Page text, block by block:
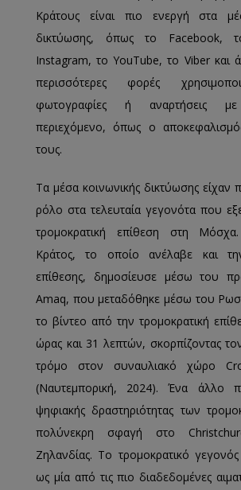
Κράτους είναι πιο ενεργή στα
δικτύωσης, όπως το Facebook,
Instagram, το YouTube, το Viber και
περισσότερες φορές
φωτογραφίες ή αναρτήσεις με
περιεχόμενο, όπως ο
τους.
Τα μέσα κοινωνικής δικτύωσης είχαν
ρόλο στα τελευταία γεγονότα που
τρομοκρατική επίθεση στη
Κράτος, το οποίο ανέλαβε και
επίθεσης, δημοσίευσε μέσω του
Amaq, που μεταδόθηκε μέσω του
το βίντεο από την τρομοκρατική
ώρας και 31 λεπτών, σκορπίζοντας
τρόμο στον συναυλιακό χώρο
(Ναυτεμπορική, 2024). Ένα άλλο
ψηφιακής δραστηριότητας των
πολύνεκρη σφαγή στο
Ζηλανδίας. Το τρομοκρατικό γεγονός
ως μία από τις πιο διαδεδομένες